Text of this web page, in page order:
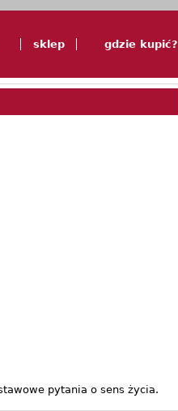
sklep gdzie kupić?
pytania o sens życia.